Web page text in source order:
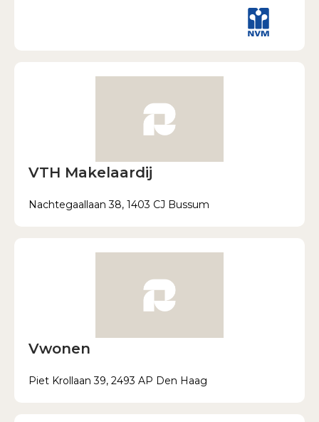
VTH Makelaardij
Nachtegaallaan 38, 1403 CJ Bussum
Vwonen
Piet Krollaan 39, 2493 AP Den Haag